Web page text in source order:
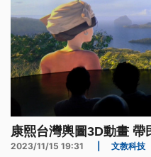
康熙台灣輿圖3D動畫
2023/11/15 19:31 文教科技